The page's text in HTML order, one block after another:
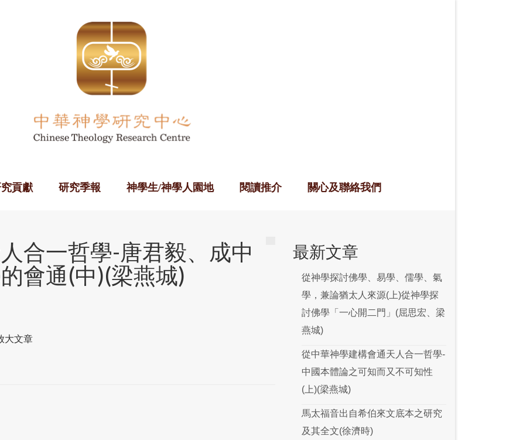
貢獻 研究季報 神學生/神學人園地 閱讀推介 關心及聯絡我們
合一哲學-唐君毅、成中
會通(中)(梁燕城)
大文章
最新文章
從神學探討佛學、易學、儒學、氣
學，兼論猶太人來源(上)從神學探
討佛學「一心開二門」(屈思宏、梁
燕城)
從中華神學建構會通天人合一哲學-
中國本體論之可知而又不可知性
(上)(梁燕城)
馬太福音出自希伯來文底本之研究
及其全文(徐濟時)